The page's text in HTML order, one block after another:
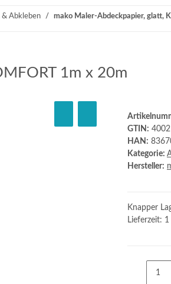
& Abkleben mako Maler-Abdeckpapier, glatt,
1m x 20m
GTIN:
HAN:
Kategorie:
Hersteller:
Knapper
Lieferzeit: 1